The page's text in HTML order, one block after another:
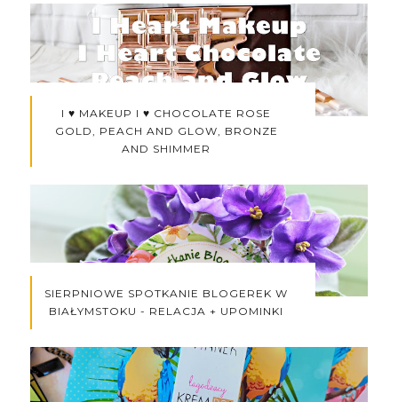
I ♥ MAKEUP I ♥ CHOCOLATE ROSE
GOLD, PEACH AND GLOW, BRONZE
AND SHIMMER
SIERPNIOWE SPOTKANIE BLOGEREK W
BIAŁYMSTOKU - RELACJA + UPOMINKI